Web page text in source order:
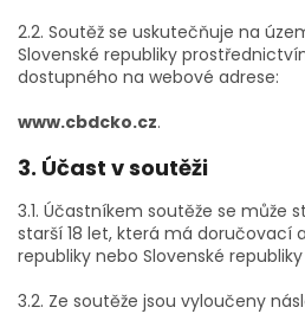
2.2. Soutěž se uskutečňuje na
Slovenské republiky
dostupného na webové adrese:
www.cbdcko.cz.
3. Účast v soutěži
3.1. Účastníkem soutěže se může
starší 18 let, která má doručovací
republiky nebo Slovenské
3.2. Ze soutěže jsou vyloučeny